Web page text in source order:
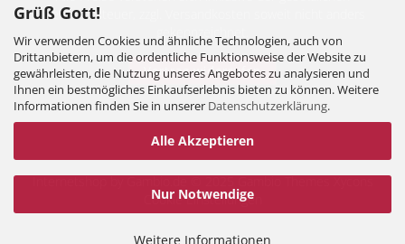
Grüß Gott!
Wir verwenden Cookies und ähnliche Technologien, auch von
Drittanbietern, um die ordentliche Funktionsweise der Website zu
gewährleisten, die Nutzung unseres Angebotes zu analysieren und
Ihnen ein bestmögliches Einkaufserlebnis bieten zu können. Weitere
Informationen finden Sie in unserer Datenschutzerklärung.
Alle Akzeptieren
Nur Notwendige
Weitere Informationen
Mehrwertsteuer, zzgl.
gekennzeichnet.
Vertrag widerrufen
Internetshopby Gambio.de © 2025 Gambio ThemesXycons
Cookie Einstellungen